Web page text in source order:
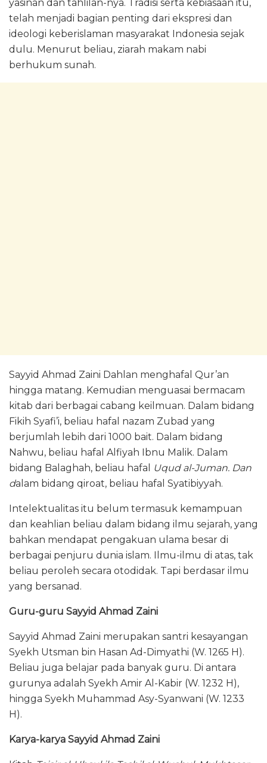
yasinan dan tahlilan-nya. Tradisi serta kebiasaan itu,
telah menjadi bagian penting dari ekspresi dan
ideologi keberislaman masyarakat Indonesia sejak
dulu. Menurut beliau, ziarah makam nabi
berhukum sunah.
Sayyid Ahmad Zaini Dahlan menghafal Qur’an
hingga matang. Kemudian menguasai bermacam
kitab dari berbagai cabang keilmuan. Dalam bidang
Fikih Syafi’i, beliau hafal nazam Zubad yang
berjumlah lebih dari 1000 bait. Dalam bidang
Nahwu, beliau hafal Alfiyah Ibnu Malik. Dalam
bidang Balaghah, beliau hafal
Uqud al-Juman. Dan
dalam bidang qiroat, beliau hafal Syatibiyyah.
Intelektualitas itu belum termasuk kemampuan
dan keahlian beliau dalam bidang ilmu sejarah, yang
bahkan mendapat pengakuan ulama besar di
berbagai penjuru dunia islam. Ilmu-ilmu di atas, tak
beliau peroleh secara otodidak. Tapi berdasar ilmu
yang bersanad.
Guru-guru Sayyid Ahmad Zaini
Sayyid Ahmad Zaini merupakan santri kesayangan
Syekh Utsman bin Hasan Ad-Dimyathi (W. 1265 H).
Beliau juga belajar pada banyak guru. Di antara
gurunya adalah Syekh Amir Al-Kabir (W. 1232 H),
hingga Syekh Muhammad Asy-Syanwani (W. 1233
H).
Karya-karya Sayyid Ahmad Zaini